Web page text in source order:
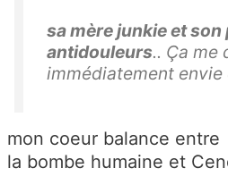
sa mère junkie et
antidouleurs.. Ça me
immédiatement envie
mon coeur balance entre
la bombe humaine et